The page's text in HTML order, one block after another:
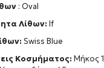
: Oval
Λίθων: If
Swiss Blue
Κοσμήματος: Μήκος